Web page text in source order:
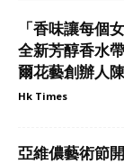
「香味讓每個
全新芳醇香水
爾花藝創辦人
Hk Times
亞維儂藝術節